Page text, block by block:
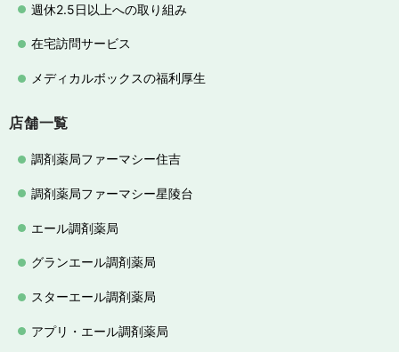
週休2.5日以上への取り組み
在宅訪問サービス
メディカルボックスの福利厚生
店舗一覧
調剤薬局ファーマシー住吉
調剤薬局ファーマシー星陵台
エール調剤薬局
グランエール調剤薬局
スターエール調剤薬局
アプリ・エール調剤薬局